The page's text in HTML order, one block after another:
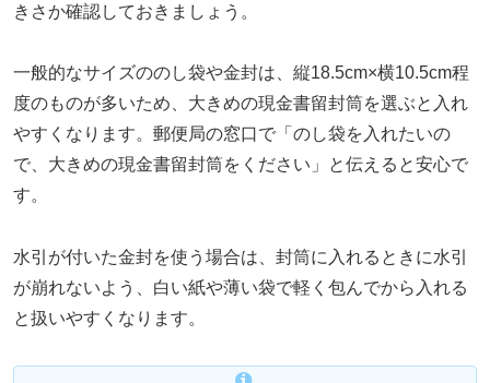
きさか確認しておきましょう。
一般的なサイズののし袋や金封は、縦18.5cm×横10.5cm程
度のものが多いため、大きめの現金書留封筒を選ぶと入れ
やすくなります。郵便局の窓口で「のし袋を入れたいの
で、大きめの現金書留封筒をください」と伝えると安心で
す。
水引が付いた金封を使う場合は、封筒に入れるときに水引
が崩れないよう、白い紙や薄い袋で軽く包んでから入れる
と扱いやすくなります。